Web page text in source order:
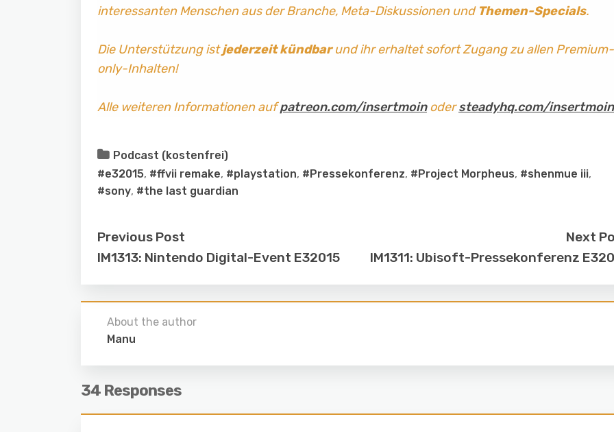
interessanten Menschen aus der Branche, Meta-Diskussionen und Themen-Specials.
Die Unterstützung istjederzeit kündbarund ihr erhaltet sofort Zugang zu allen Premium-
only-Inhalten!
Alle weiteren Informationen aufpatreon.com/insertmoinodersteadyhq.com/insertmoin
Podcast (kostenfrei)
#e32015, #ffvii remake, #playstation, #Pressekonferenz, #Project Morpheus, #shenmue iii,
#sony, #the last guardian
Previous Post
IM1313: Nintendo Digital-Event E32015
Next
IM1311: Ubisoft-Pressekonferenz
About the author
Manu
34 Responses